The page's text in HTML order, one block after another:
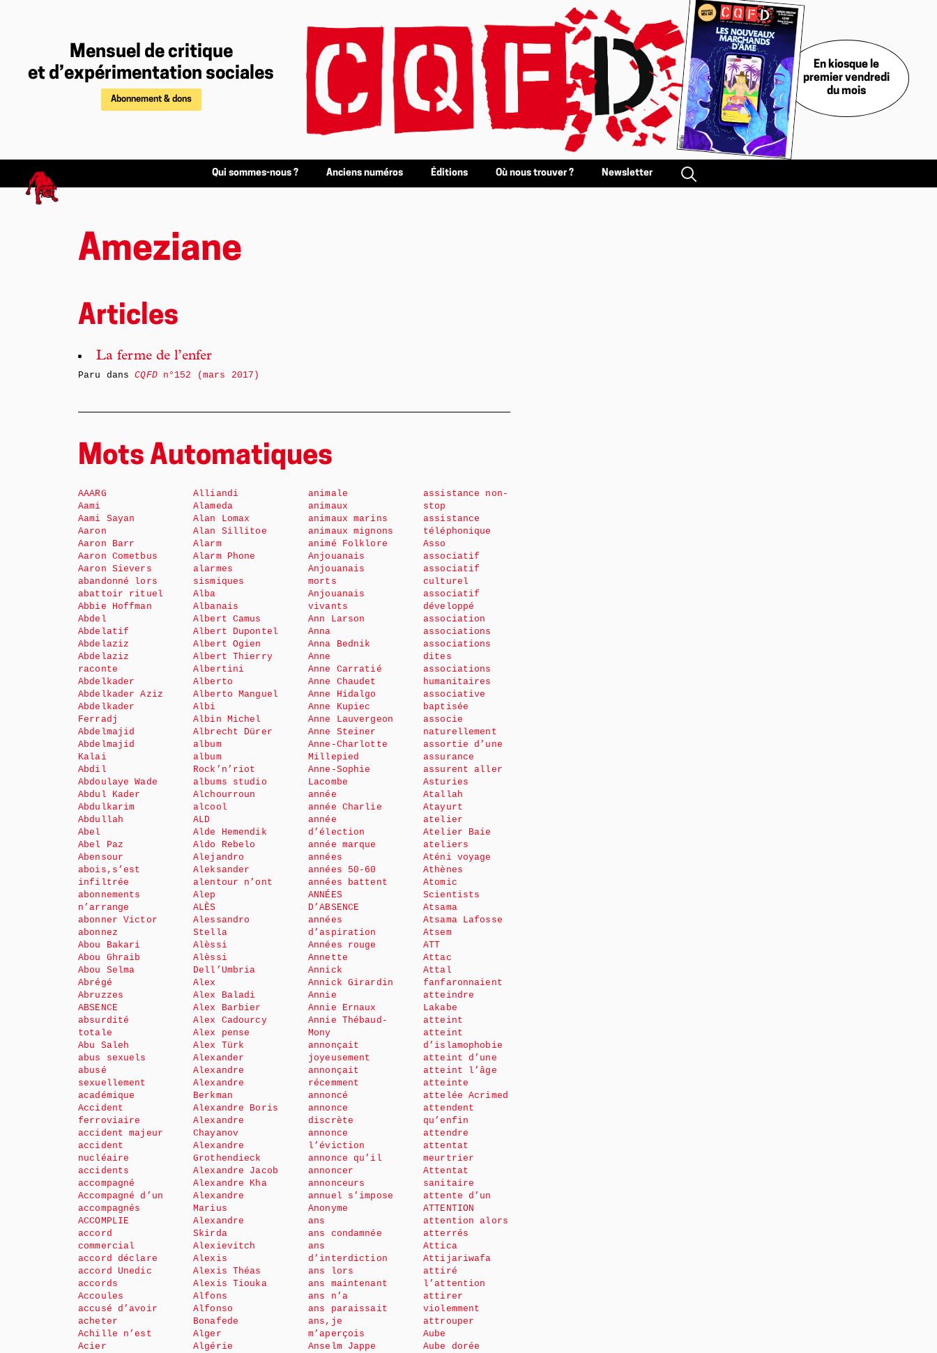
Mensuel de critique
et d’expérimentation sociales
Abonnement & dons
En kiosque le
premier vendredi
du mois
Qui sommes-nous ? Anciens numéros Éditions Où nous trouver ? Newsletter
Ameziane
Articles
La ferme de l’enfer
Paru dansCQFDn°152 (mars 2017)
Mots Automatiques
AAARG
Aami
Aami Sayan
Aaron
Aaron Barr
Aaron Cometbus
Aaron Sievers
abandonné lors
abattoir rituel
Abbie Hoffman
Abdel
Abdelatif
Abdelaziz
Abdelaziz
raconte
Abdelkader
Abdelkader Aziz
Abdelkader
Ferradj
Abdelmajid
Abdelmajid
Kalai
Abdil
Abdoulaye Wade
Abdul Kader
Abdulkarim
Abdullah
Abel
Abel Paz
Abensour
abois,s’est
infiltrée
abonnements
n’arrange
abonner Victor
abonnez
Abou Bakari
Abou Ghraib
Abou Selma
Abrégé
Abruzzes
ABSENCE
absurdité
totale
Abu Saleh
abus sexuels
abusé
sexuellement
académique
Accident
ferroviaire
accident majeur
accident
nucléaire
accidents
accompagné
Accompagné d’un
accompagnés
ACCOMPLIE
accord
commercial
accord déclare
accord Unedic
accords
Accoules
accusé d’avoir
acheter
Achille n’est
Acier
Alliandi
Alameda
Alan Lomax
Alan Sillitoe
Alarm
Alarm Phone
alarmes
sismiques
Alba
Albanais
Albert Camus
Albert Dupontel
Albert Ogien
Albert Thierry
Albertini
Alberto
Alberto Manguel
Albi
Albin Michel
Albrecht Dürer
album
album
Rock’n’riot
albums studio
Alchourroun
alcool
ALD
Alde Hemendik
Aldo Rebelo
Alejandro
Aleksander
alentour n’ont
Alep
ALÈS
Alessandro
Stella
Alèssi
Alèssi
Dell’Umbria
Alex
Alex Baladi
Alex Barbier
Alex Cadourcy
Alex pense
Alex Türk
Alexander
Alexandre
Alexandre
Berkman
Alexandre Boris
Alexandre
Chayanov
Alexandre
Grothendieck
Alexandre Jacob
Alexandre Kha
Alexandre
Marius
Alexandre
Skirda
Alexievitch
Alexis
Alexis Théas
Alexis Tiouka
Alfons
Alfonso
Bonafede
Alger
Algérie
animale
animaux
animaux marins
animaux mignons
animé Folklore
Anjouanais
Anjouanais
morts
Anjouanais
vivants
Ann Larson
Anna
Anna Bednik
Anne
Anne Carratié
Anne Chaudet
Anne Hidalgo
Anne Kupiec
Anne Lauvergeon
Anne Steiner
Anne-Charlotte
Millepied
Anne-Sophie
Lacombe
année
année Charlie
année
d’élection
année marque
années
années 50-60
années battent
ANNÉES
D’ABSENCE
années
d’aspiration
Années rouge
Annette
Annick
Annick Girardin
Annie
Annie Ernaux
Annie Thébaud-
Mony
annonçait
joyeusement
annonçait
récemment
annoncé
annonce
discrète
annonce
l’éviction
annonce qu’il
annoncer
annonceurs
annuel s’impose
Anonyme
ans
ans condamnée
ans
d’interdiction
ans lors
ans maintenant
ans n’a
ans paraissait
ans,je
m’aperçois
Anselm Jappe
assistance non-
stop
assistance
téléphonique
Asso
associatif
associatif
culturel
associatif
développé
association
associations
associations
dites
associations
humanitaires
associative
baptisée
associe
naturellement
assortie d’une
assurance
assurent aller
Asturies
Atallah
Atayurt
atelier
Atelier Baie
ateliers
Aténi voyage
Athènes
Atomic
Scientists
Atsama
Atsama Lafosse
Atsem
ATT
Attac
Attal
fanfaronnaient
atteindre
Lakabe
atteint
atteint
d’islamophobie
atteint d’une
atteint l’âge
atteinte
attelée Acrimed
attendent
qu’enfin
attendre
attentat
meurtrier
Attentat
sanitaire
attente d’un
ATTENTION
attention alors
atterrés
Attica
Attijariwafa
attiré
l’attention
attirer
violemment
attrouper
Aube
Aube dorée